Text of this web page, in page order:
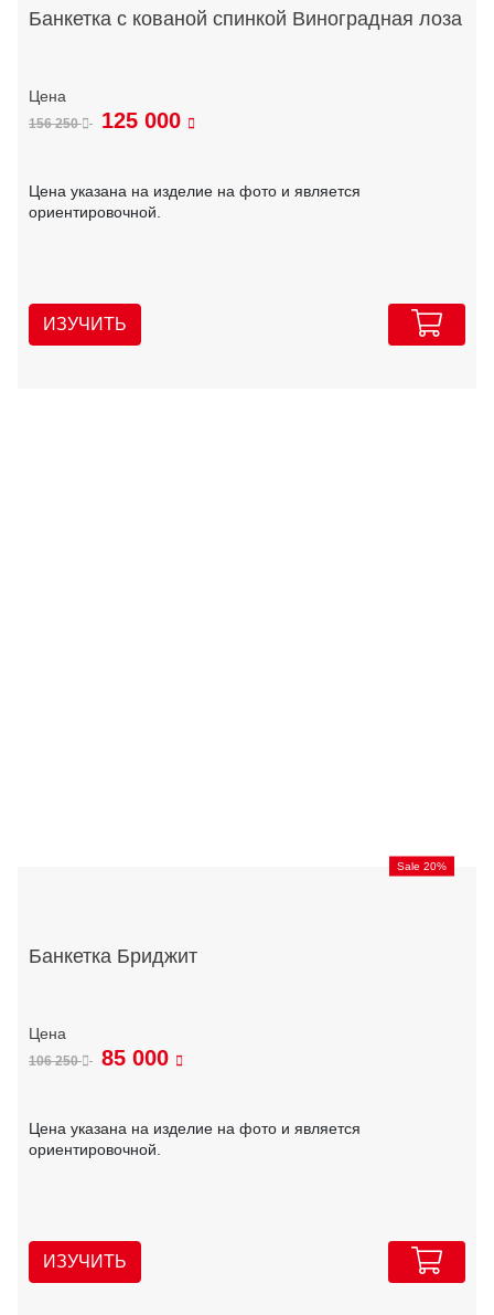
Банкетка с кованой спинкой Виноградная лоза
156 250 125 000
Цена указана на изделие на фото и является
ориентировочной.
ИЗУЧИТЬ
Sale 20%
Банкетка Бриджит
106 250 85 000
Цена указана на изделие на фото и является
ориентировочной.
ИЗУЧИТЬ